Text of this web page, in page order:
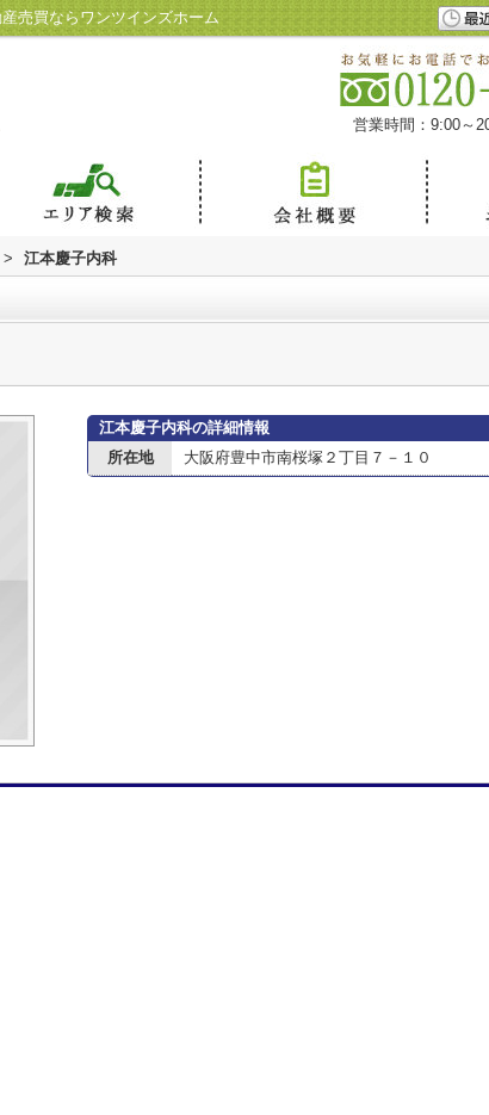
売買ならワンツインズホーム
営業時間：9:00～
> 江本慶子内科
江本慶子内科の詳細情報
所在地
大阪府豊中市南桜塚２丁目７－１０